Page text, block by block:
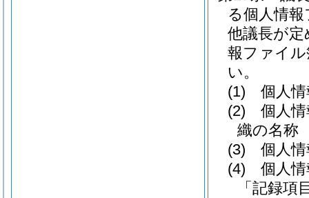
る個人情
他議長が
報ファイ
い。
(1)
個人
(2)
個人
織の名称
(3)
個人
(4)
個人
「記録項